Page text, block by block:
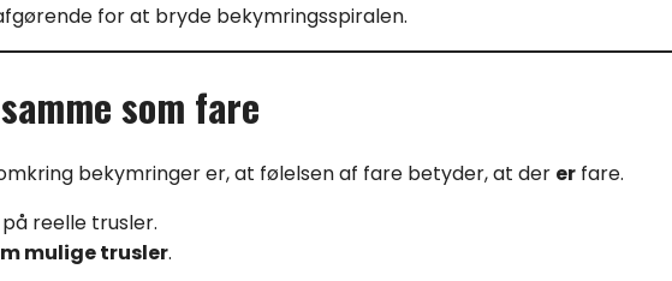
for at bryde bekymringsspiralen.
som fare
bekymringer er, at følelsen af fare betyder, at der er fare.
reelle trusler.
mulige trusler.